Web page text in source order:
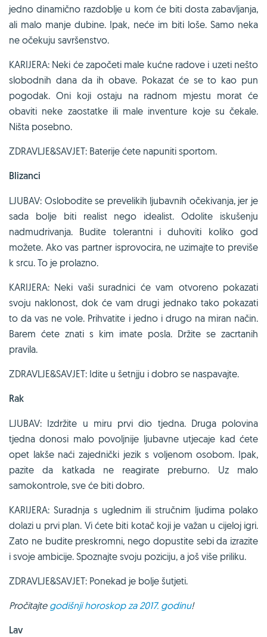
jedno dinamično razdoblje u kom će biti dosta zabavljanja,
ali malo manje dubine. Ipak, neće im biti loše. Samo neka
ne očekuju savršenstvo.
KARIJERA: Neki će započeti male kućne radove i uzeti nešto
slobodnih dana da ih obave. Pokazat će se to kao pun
pogodak. Oni koji ostaju na radnom mjestu morat će
obaviti neke zaostatke ili male inventure koje su čekale.
Ništa posebno.
ZDRAVLJE&SAVJET: Baterije ćete napuniti sportom.
Blizanci
LJUBAV: Oslobodite se prevelikih ljubavnih očekivanja, jer je
sada bolje biti realist nego idealist. Odolite iskušenju
nadmudrivanja. Budite tolerantni i duhoviti koliko god
možete. Ako vas partner isprovocira, ne uzimajte to previše
k srcu. To je prolazno.
KARIJERA: Neki vaši suradnici će vam otvoreno pokazati
svoju naklonost, dok će vam drugi jednako tako pokazati
to da vas ne vole. Prihvatite i jedno i drugo na miran način.
Barem ćete znati s kim imate posla. Držite se zacrtanih
pravila.
ZDRAVLJE&SAVJET: Idite u šetnjju i dobro se naspavajte.
Rak
LJUBAV: Izdržite u miru prvi dio tjedna. Druga polovina
tjedna donosi malo povoljnije ljubavne utjecaje kad ćete
opet lakše naći zajednički jezik s voljenom osobom. Ipak,
pazite da katkada ne reagirate preburno. Uz malo
samokontrole, sve će biti dobro.
KARIJERA: Suradnja s uglednim ili stručnim ljudima polako
dolazi u prvi plan. Vi ćete biti kotač koji je važan u cijeloj igri.
Zato ne budite preskromni, nego dopustite sebi da izrazite
i svoje ambicije. Spoznajte svoju poziciju, a još više priliku.
ZDRAVLJE&SAVJET: Ponekad je bolje šutjeti.
Pročitajte godišnji horoskop za 2017. godinu!
Lav